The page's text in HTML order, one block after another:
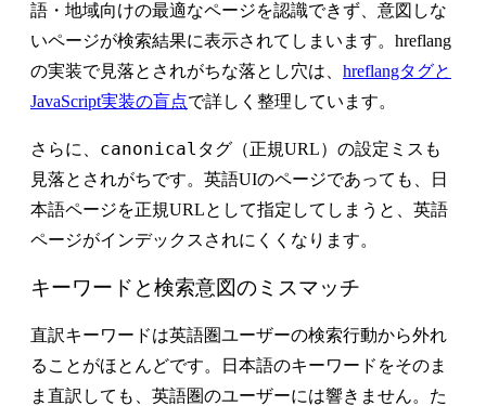
語・地域向けの最適なページを認識できず、意図しな
いページが検索結果に表示されてしまいます。hreflang
の実装で見落とされがちな落とし穴は、 hreflangタグと
JavaScript実装の盲点で詳しく整理しています。
さらに、 canonical タグ（正規URL）の設定ミスも
見落とされがちです。英語UIのページであっても、日
本語ページを正規URLとして指定してしまうと、英語
ページがインデックスされにくくなります。
キーワードと検索意図のミスマッチ
直訳キーワードは英語圏ユーザーの検索行動から外れ
る ことがほとんどです。日本語のキーワードをそのま
ま直訳しても、英語圏のユーザーには響きません。た